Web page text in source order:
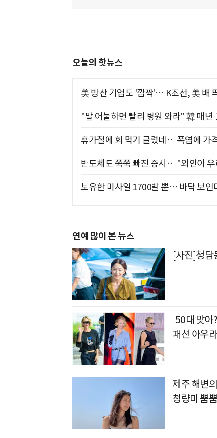
오늘의 핫뉴스
美 방산 기업도 '깜짝'… K조선, 美 배
"말 어눌하면 빨리 병원 와라" 韓 매년
휴가철에 회 먹기 글렀네… 폭염에 가
반도체도 쭉쭉 빠진 증시… "외인이
보유한 미사일 1700발 뿐… 바닥 보인
연예 많이 본 뉴스
[사진]청담
'50대 맞아
패션 아우
제주 해변
청량미 뿜뿜